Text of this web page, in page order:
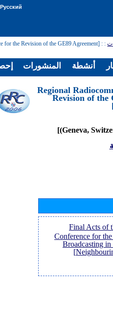
Русский
:
for the Revision of the GE89 Agreement
[Regional
Revision of the
[Final Acts of
Conference for
Broadcasting
المنشورات أنشطة